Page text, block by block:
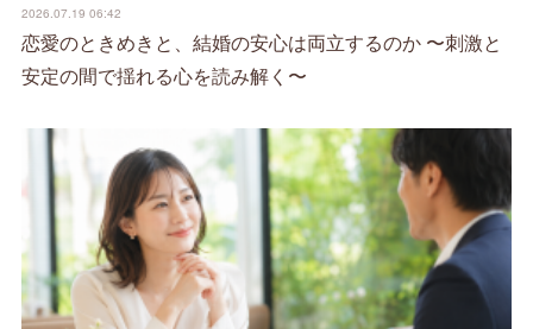
2026.07.19 06:42
恋愛のときめきと、結婚の安心は両立するのか 〜刺激と
安定の間で揺れる心を読み解く〜